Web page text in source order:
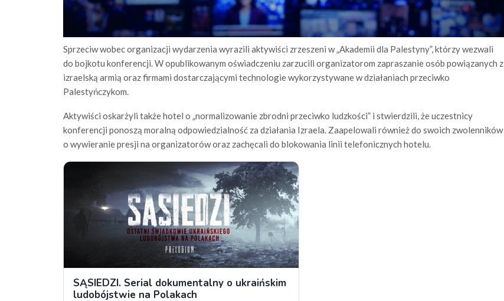
Sprzeciw wobec organizacji wydarzenia wyrazili aktywiści zrzeszeni w „Akademii dla Palestyny”, którzy wezwali
do bojkotu konferencji. W opublikowanym oświadczeniu zarzucili organizatorom zapraszanie osób powiązanych z
izraelską armią oraz firmami dostarczającymi technologie wykorzystywane w działaniach przeciwko
Palestyńczykom.
Aktywiści oskarżyli także hotel o „normalizowanie zbrodni przeciwko ludzkości” i stwierdzili, że uczestnicy
konferencji ponoszą moralną odpowiedzialność za działania Izraela. Zaapelowali również do swoich zwolenników
o wywieranie presji na organizatorów oraz zachęcali do blokowania linii telefonicznych hotelu.